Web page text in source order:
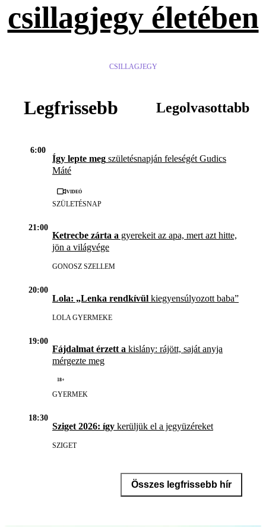
csillagjegy életében
CSILLAGJEGY
Legfrissebb Legolvasottabb
6:00
Így lepte meg születésnapján feleségét Gudics
Máté
Videó
SZÜLETÉSNAP
21:00
Ketrecbe zárta a gyerekeit az apa, mert azt hitte,
jön a világvége
GONOSZ SZELLEM
20:00
Lola: „Lenka rendkívül kiegyensúlyozott baba”
LOLA GYERMEKE
19:00
Fájdalmat érzett a kislány: rájött, saját anyja
mérgezte meg
18+
GYERMEK
18:30
Sziget 2026: így kerüljük el a jegyüzéreket
SZIGET
Összes legfrissebb hír